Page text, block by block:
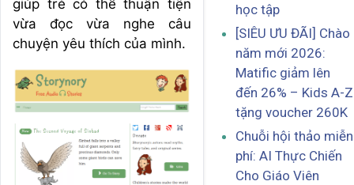
giúp trẻ có thể thuận tiện
vừa đọc vừa nghe câu
chuyện yêu thích của mình.
học tập
[SIÊU ƯU ĐÃI] Chào
năm mới 2026:
Matific giảm lên
đến 26% – Kids A-Z
tặng voucher 260K
Chuỗi hội thảo miễn
phí: AI Thực Chiến
Cho Giáo Viên